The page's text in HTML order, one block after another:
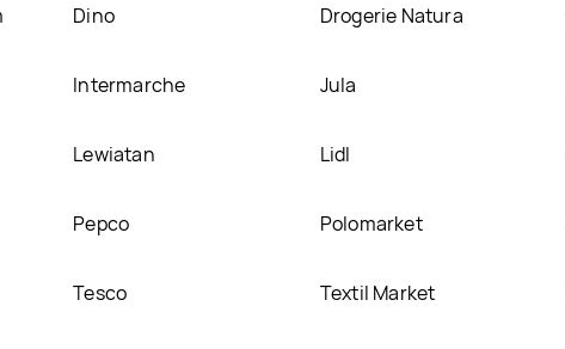
Dino Drogerie Natura
Intermarche Jula
Lewiatan Lidl
Pepco Polomarket
Tesco Textil Market